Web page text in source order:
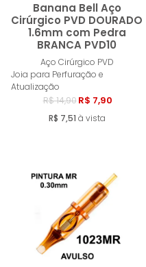
Banana Bell Aço
Cirúrgico PVD DOURADO
1.6mm com Pedra
BRANCA PVD10
Aço Cirúrgico PVD
Joia para Perfuração e
Atualização
R$ 14,90 R$ 7,90
R$ 7,51 à vista
Comprar